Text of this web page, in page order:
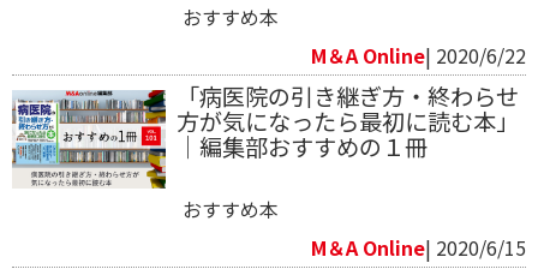
おすすめ本
M＆A Online| 2020/6/22
「病医院の引き継ぎ方・終わらせ
方が気になったら最初に読む本」
｜編集部おすすめの１冊
おすすめ本
M＆A Online| 2020/6/15